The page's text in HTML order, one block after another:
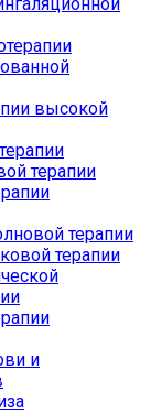
высокой
терапии
терапии
терапии
и